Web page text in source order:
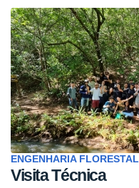
ENGENHARIA FLORESTAL
Visita Técnica